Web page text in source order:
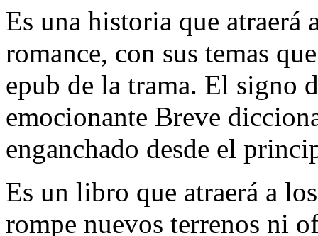
Es una historia que atraerá
romance, con sus temas
epub de la trama. El signo
emocionante Breve
enganchado desde el
Es un libro que atraerá a
rompe nuevos terrenos ni